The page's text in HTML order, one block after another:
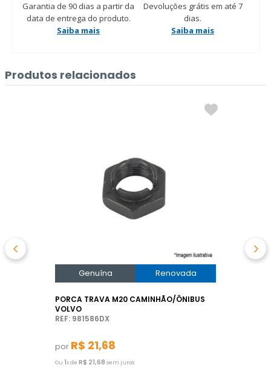
Garantia de 90 dias a partir da
data de entrega do produto.
Saiba mais
Devoluções grátis em até 7
dias.
Saiba mais
Produtos relacionados
Genuína Renovada
PORCA TRAVA M20 CAMINHÃO/ÔNIBUS
VOLVO
REF: 981586DX
por R$ 21,68
Ou 1x de R$ 21,68 sem juros